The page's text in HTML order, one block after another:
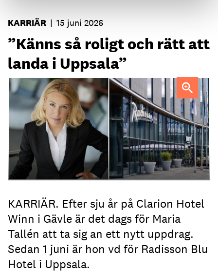
KARRIÄR | 15 juni 2026
”Känns så roligt och rätt att
landa i Uppsala”
Maria Tallén
KARRIÄR. Efter sju år på Clarion Hotel
Winn i Gävle är det dags för Maria
Tallén att ta sig an ett nytt uppdrag.
Sedan 1 juni är hon vd för Radisson Blu
Hotel i Uppsala.